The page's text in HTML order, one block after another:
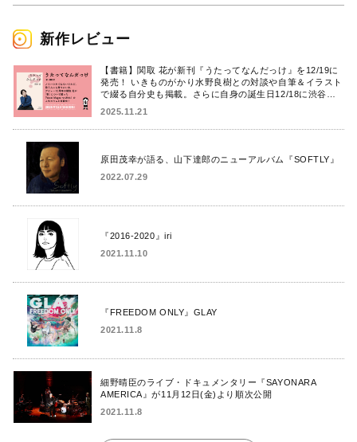
新作レビュー
【書籍】関取 花が新刊『うたってなんだっけ』を12/19に
発売！ いきものがかり水野良樹との対談や自筆＆イラスト
で綴る自分史も掲載。さらに自身の誕生日12/18に渋谷で
出版記念イベントを開催！
2025.11.21
原田茂幸が語る、山下達郎のニューアルバム『SOFTLY』
2022.07.29
『2016-2020』iri
2021.11.10
『FREEDOM ONLY』GLAY
2021.11.8
細野晴臣のライブ・ドキュメンタリー『SAYONARA
AMERICA』が11月12日(金)より順次公開
2021.11.8